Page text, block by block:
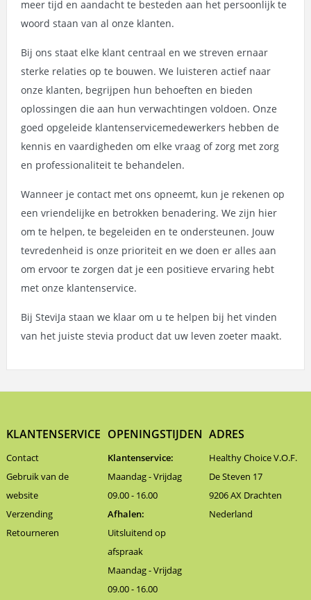
meer tijd en aandacht te besteden aan het persoonlijk te
woord staan van al onze klanten.
Bij ons staat elke klant centraal en we streven ernaar
sterke relaties op te bouwen. We luisteren actief naar
onze klanten, begrijpen hun behoeften en bieden
oplossingen die aan hun verwachtingen voldoen. Onze
goed opgeleide klantenservicemedewerkers hebben de
kennis en vaardigheden om elke vraag of zorg met zorg
en professionaliteit te behandelen.
Wanneer je contact met ons opneemt, kun je rekenen op
een vriendelijke en betrokken benadering. We zijn hier
om te helpen, te begeleiden en te ondersteunen. Jouw
tevredenheid is onze prioriteit en we doen er alles aan
om ervoor te zorgen dat je een positieve ervaring hebt
met onze klantenservice.
Bij SteviJa staan we klaar om u te helpen bij het vinden
van het juiste stevia product dat uw leven zoeter maakt.
KLANTENSERVICE
Contact
Gebruik van de
website
Verzending
Retourneren
OPENINGSTIJDEN
Klantenservice:
Maandag - Vrijdag
09.00 - 16.00
Afhalen:
Uitsluitend op
afspraak
Maandag - Vrijdag
09.00 - 16.00
ADRES
Healthy Choice V.O.F.
De Steven 17
9206 AX Drachten
Nederland